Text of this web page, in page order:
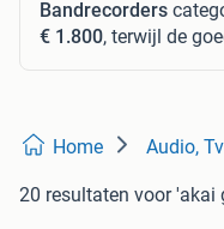
Bandrecorders
€ 1.800, terwijl de
Home Audio,
20 resultaten voor 'akai